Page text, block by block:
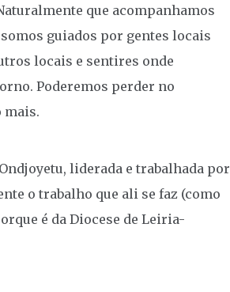
que acompanhamos
guiados por gentes locais
locais e sentires onde
Poderemos perder no
mais.
liderada e trabalhada por
o trabalho que ali se faz (como
é da Diocese de Leiria-